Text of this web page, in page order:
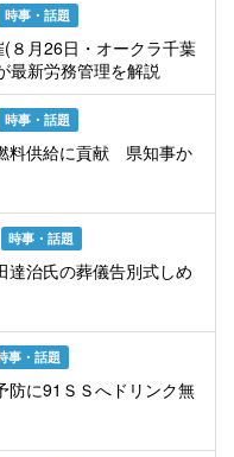
時事・話題
月26日・オークラ千葉
新労務管理を解説
時事・話題
料供給に貢献 県知事か
時事・話題
治氏の葬儀告別式しめ
事・話題
に91ＳＳへドリンク無